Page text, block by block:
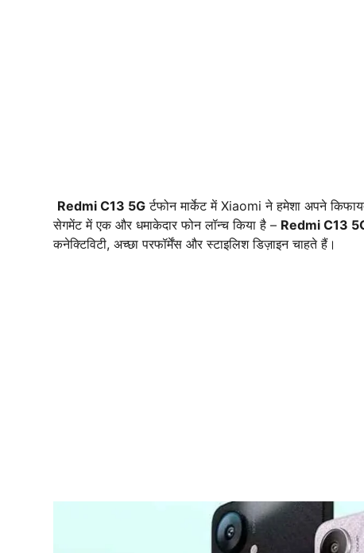
Redmi C13 5G र्टफोन मार्केट में Xiaomi ने हमेशा अपने
सेगमेंट में एक और धमाकेदार फोन लॉन्च किया है – Redmi C13
कनेक्टिविटी, अच्छा परफॉर्मेंस और स्टाइलिश डिज़ाइन चाहते हैं।